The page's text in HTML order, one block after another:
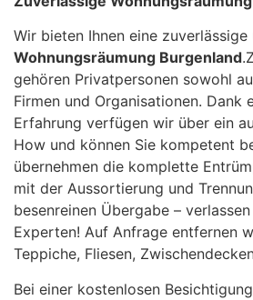
Wir bieten Ihnen eine
Wohnungsräumung Burgenland
gehören Privatpersonen sowohl
Firmen und Organisationen. Dank
Erfahrung verfügen wir über ein
How und können Sie kompetent
übernehmen die komplette
mit der Aussortierung und
besenreinen Übergabe –
Experten! Auf Anfrage entfernen
Teppiche, Fliesen,
Bei einer kostenlosen